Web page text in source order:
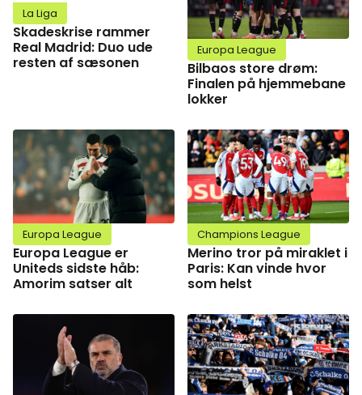
La Liga
Skadeskrise rammer
Real Madrid: Duo ude
resten af sæsonen
Europa League
Bilbaos store drøm:
Finalen på hjemmebane
lokker
Europa League
Europa League er
Uniteds sidste håb:
Amorim satser alt
Champions League
Merino tror på miraklet i
Paris: Kan vinde hvor
som helst